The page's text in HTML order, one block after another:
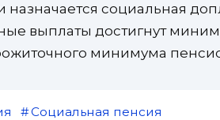
назначается социальная
выплаты достигнут
минимума
Социальная пенсия